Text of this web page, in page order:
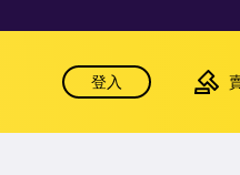
登入